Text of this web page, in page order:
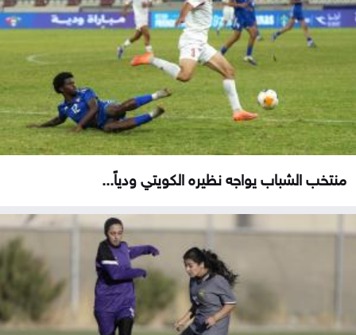
منتخب الشباب يواجه نظيره الكويتي ودياً...